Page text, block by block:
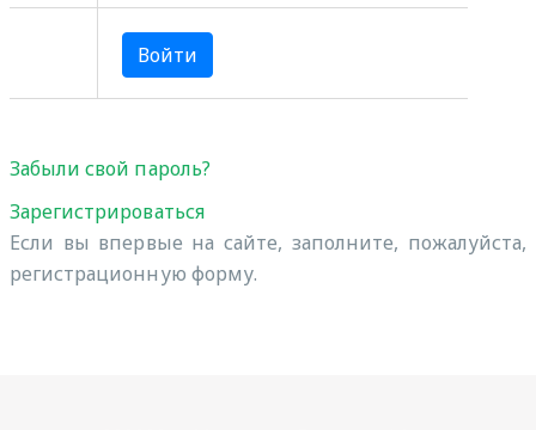
Забыли свой пароль?
Зарегистрироваться
Если вы впервые на сайте, заполните, пожалуйста,
регистрационную форму.